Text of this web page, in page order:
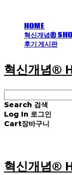
HOME
혁신개념®
후기 게시판
혁신개념®
Search 검색
Log In 로그인
Cart장바구니
혁신개념®